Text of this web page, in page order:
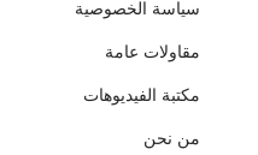
سياسة الخصوصية
مقاولات عامة
مكتبة الفيديوهات
من نحن